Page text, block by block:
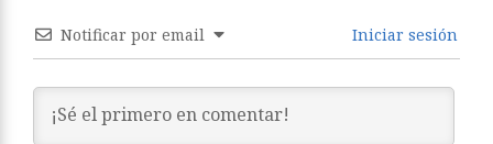
Notificar por email Iniciar sesión